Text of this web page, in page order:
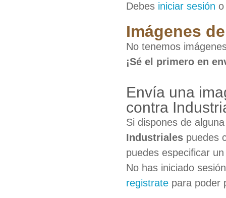
Debes iniciar sesión
Imágenes
No tenemos
¡Sé el primero en
Envía una
contra
Si dispones de
Industriales puedes
puedes especificar
No has iniciado
registrate para poder